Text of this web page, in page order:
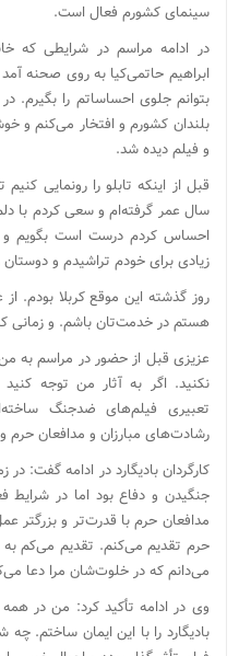
سینمای کشورم فعال است.
در ادامه مراسم در شرایطی که
ابراهیم حاتمی‌کیا به روی صحنه
بتوانم جلوی احساساتم را
بلندان کشورم و افتخار می‌کنم و
و فیلم دیده شد.
سال عمر گرفته‌ام و سعی کردم با
احساس کردم درست است بگویم
زیادی برای خودم تراشیدم و دوستان
روز گذشته این موقع کربلا بودم.
هستم در خدمت‌تان باشم. و زمانی
عزیزی قبل از حضور در مراسم به
نکنید. اگر به آثار من توجه
تعبیری فیلم‌های ضدجنگ
رشادت‌های مبارزان و مدافعان
کارگردان بادیگارد در ادامه گفت:
جنگیدن و دفاع بود اما در
مدافعان حرم با قدرت‌تر و بزرگتر
حرم تقدیم می‌‌کنم. تقدیم می‌کم به
می‌دانم که در خلوت‌شان مرا دعا
وی در ادامه تأکید کرد: من در
بادیگارد را با این ایمان